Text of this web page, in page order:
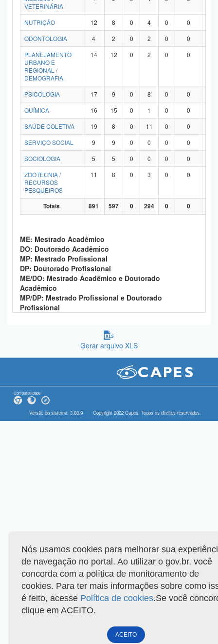
VETERINÁRIA
NUTRIÇÃO 12 8 0 4 0 0
ODONTOLOGIA
4 2 0 2 0 0
PLANEJAMENTO
URBANO E
REGIONAL /
DEMOGRAFIA
14 12 0 2 0 0
PSICOLOGIA 17 9 0 8 0 0
QUÍMICA
16 15 0 1 0 0
SAÚDE COLETIVA
19 8 0 11 0 0
SERVIÇO SOCIAL
9 9 0 0 0 0
SOCIOLOGIA
5 5 0 0 0 0
ZOOTECNIA /
RECURSOS
PESQUEIROS
11 8 0 3 0 0
Totais 891 597 0 294 0 0
ME: Mestrado Acadêmico
DO: Doutorado Acadêmico
MP: Mestrado Profissional
DP: Doutorado Profissional
ME/DO: Mestrado Acadêmico e Doutorado
Acadêmico
MP/DP: Mestrado Profissional e Doutorado
Profissional
Gerar arquivo XLS
Compatibilidade
Versão do sistema: 3.88.9 Copyright 2022 Capes. Todos os direitos reservados.
Nós usamos cookies para melhorar sua
de navegação no portal. Ao utilizar o gov.br, você
concorda com a política de monitoramento de
cookies. Para ter mais informações sobre como
é feito, acesse Política de cookies.Se você
clique em ACEITO.
ACEITO